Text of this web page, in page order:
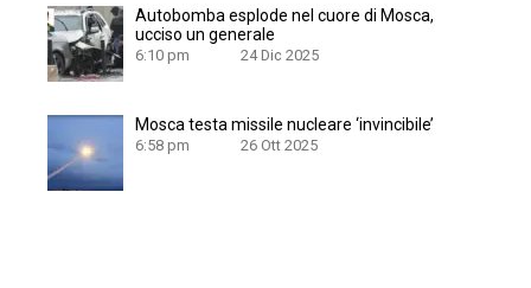
Autobomba esplode nel cuore di Mosca,
ucciso un generale
6:10 pm 24 Dic 2025
Mosca testa missile nucleare ‘invincibile’
6:58 pm 26 Ott 2025